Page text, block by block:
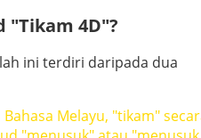
"Tikam 4D"?
ini terdiri daripada dua
Melayu, "tikam"